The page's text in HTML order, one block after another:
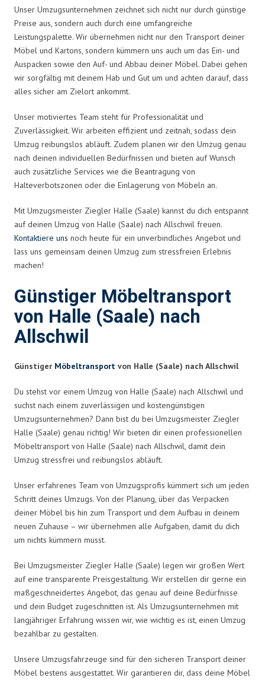
Unser Umzugsunternehmen zeichnet sich nicht nur durch günstige
Preise aus, sondern auch durch eine umfangreiche
Leistungspalette. Wir übernehmen nicht nur den Transport deiner
Möbel und Kartons, sondern kümmern uns auch um das Ein- und
Auspacken sowie den Auf- und Abbau deiner Möbel. Dabei gehen
wir sorgfältig mit deinem Hab und Gut um und achten darauf, dass
alles sicher am Zielort ankommt.
Unser motiviertes Team steht für Professionalität und
Zuverlässigkeit. Wir arbeiten effizient und zeitnah, sodass dein
Umzug reibungslos abläuft. Zudem planen wir den Umzug genau
nach deinen individuellen Bedürfnissen und bieten auf Wunsch
auch zusätzliche Services wie die Beantragung von
Halteverbotszonen oder die Einlagerung von Möbeln an.
Mit Umzugsmeister Ziegler Halle (Saale) kannst du dich entspannt
auf deinen Umzug von Halle (Saale) nach Allschwil freuen.
Kontaktiere uns noch heute für ein unverbindliches Angebot und
lass uns gemeinsam deinen Umzug zum stressfreien Erlebnis
machen!
Günstiger Möbeltransport
von Halle (Saale) nach
Allschwil
Günstiger Möbeltransport von Halle (Saale) nach Allschwil
Du stehst vor einem Umzug von Halle (Saale) nach Allschwil und
suchst nach einem zuverlässigen und kostengünstigen
Umzugsunternehmen? Dann bist du bei Umzugsmeister Ziegler
Halle (Saale) genau richtig! Wir bieten dir einen professionellen
Möbeltransport von Halle (Saale) nach Allschwil, damit dein
Umzug stressfrei und reibungslos abläuft.
Unser erfahrenes Team von Umzugsprofis kümmert sich um jeden
Schritt deines Umzugs. Von der Planung, über das Verpacken
deiner Möbel bis hin zum Transport und dem Aufbau in deinem
neuen Zuhause – wir übernehmen alle Aufgaben, damit du dich
um nichts kümmern musst.
Bei Umzugsmeister Ziegler Halle (Saale) legen wir großen Wert
auf eine transparente Preisgestaltung. Wir erstellen dir gerne ein
maßgeschneidertes Angebot, das genau auf deine Bedürfnisse
und dein Budget zugeschnitten ist. Als Umzugsunternehmen mit
langjähriger Erfahrung wissen wir, wie wichtig es ist, einen Umzug
bezahlbar zu gestalten.
Unsere Umzugsfahrzeuge sind für den sicheren Transport deiner
Möbel bestens ausgestattet. Wir garantieren dir, dass deine Möbel